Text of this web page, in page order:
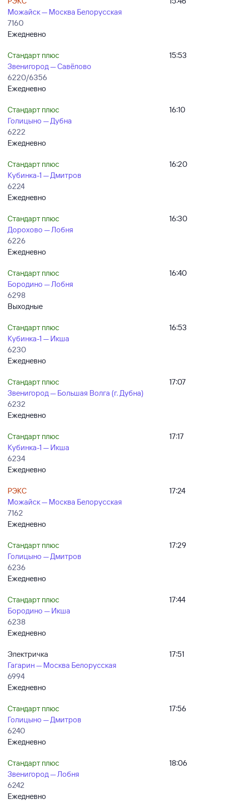
Можайск — Москва Белорусская
7160
Ежедневно
Стандарт плюс
Звенигород — Савёлово
6220/6356
Ежедневно
15:53
Стандарт плюс
Голицыно — Дубна
6222
Ежедневно
16:10
Стандарт плюс
Кубинка-1 — Дмитров
6224
Ежедневно
16:20
Стандарт плюс
Дорохово — Лобня
6226
Ежедневно
16:30
Стандарт плюс
Бородино — Лобня
6298
Выходные
16:40
Стандарт плюс
Кубинка-1 — Икша
6230
Ежедневно
16:53
Стандарт плюс
Звенигород — Большая Волга (г. Дубна)
6232
Ежедневно
17:07
Стандарт плюс
Кубинка-1 — Икша
6234
Ежедневно
17:17
РЭКС
Можайск — Москва Белорусская
7162
Ежедневно
17:24
Стандарт плюс
Голицыно — Дмитров
6236
Ежедневно
17:29
Стандарт плюс
Бородино — Икша
6238
Ежедневно
17:44
Электричка
Гагарин — Москва Белорусская
6994
Ежедневно
17:51
Стандарт плюс
Голицыно — Дмитров
6240
Ежедневно
17:56
Стандарт плюс
Звенигород — Лобня
6242
Ежедневно
18:06